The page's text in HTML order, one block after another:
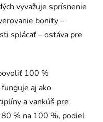
vyvažuje sprísnenie
bonity –
splácať – ostáva pre
100 %
aj ako
a vankúš pre
% na 100 %, podiel